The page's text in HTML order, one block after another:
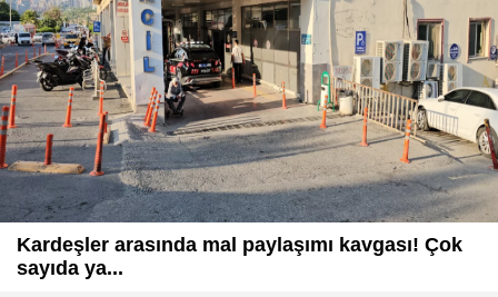
Kardeşler arasında mal paylaşımı kavgası! Çok
sayıda ya...